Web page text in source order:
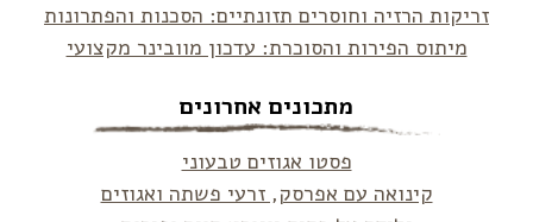
זריקות הרזיה וחוסרים תזונתיים: הסכנות והפתרונות
מיתוס הפירות והסוכרת: עדכון מוובינר מקצועי
מתכונים אחרונים
פסטו אגוזים טבעוני
קינואה עם אפרסק, זרעי פשתה ואגוזים